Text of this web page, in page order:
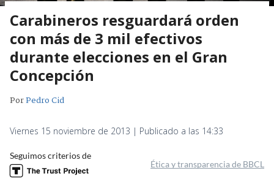
Carabineros resguardará orden
con más de 3 mil efectivos
durante elecciones en el Gran
Concepción
PorPedro Cid
Viernes 15 noviembre de 2013 | Publicado a las 14:33
Seguimos criterios de
Ética y transparencia de BBCL